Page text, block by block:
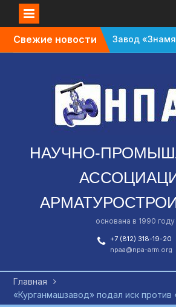
Свежие новости
Завод
планируют
Санкт-
перенесли с
на апрель
НАУЧНО-
основана в 1990 году
+7 (812) 318-19-20
npaa@npa-arm.org
Главная
«Курганмашзавод» подал иск против